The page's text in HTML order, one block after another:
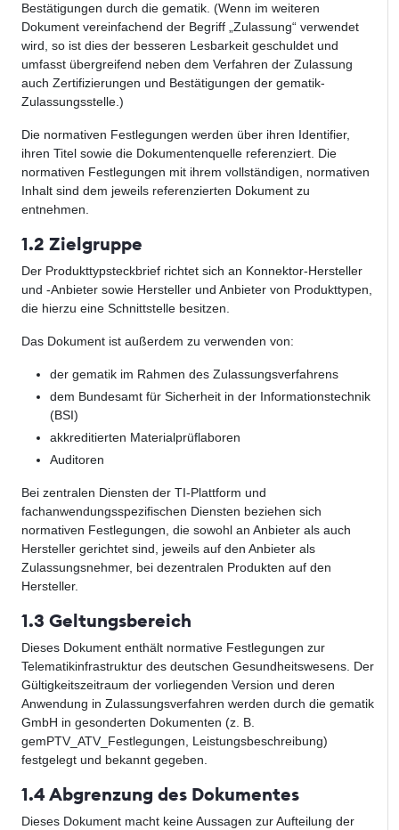
Bestätigungen durch die gematik. (Wenn im weiteren
Dokument vereinfachend der Begriff „Zulassung“ verwendet
wird, so ist dies der besseren Lesbarkeit geschuldet und
umfasst übergreifend neben dem Verfahren der Zulassung
auch Zertifizierungen und Bestätigungen der gematik-
Zulassungsstelle.)
Die normativen Festlegungen werden über ihren Identifier,
ihren Titel sowie die Dokumentenquelle referenziert. Die
normativen Festlegungen mit ihrem vollständigen, normativen
Inhalt sind dem jeweils referenzierten Dokument zu
entnehmen.
1.2 Zielgruppe
Der Produkttypsteckbrief richtet sich an Konnektor-Hersteller
und -Anbieter sowie Hersteller und Anbieter von Produkttypen,
die hierzu eine Schnittstelle besitzen.
Das Dokument ist außerdem zu verwenden von:
der gematik im Rahmen des Zulassungsverfahrens
dem Bundesamt für Sicherheit in der Informationstechnik
(BSI)
akkreditierten Materialprüflaboren
Auditoren
Bei zentralen Diensten der TI-Plattform und
fachanwendungsspezifischen Diensten beziehen sich
normativen Festlegungen, die sowohl an Anbieter als auch
Hersteller gerichtet sind, jeweils auf den Anbieter als
Zulassungsnehmer, bei dezentralen Produkten auf den
Hersteller.
1.3 Geltungsbereich
Dieses Dokument enthält normative Festlegungen zur
Telematikinfrastruktur des deutschen Gesundheitswesens. Der
Gültigkeitszeitraum der vorliegenden Version und deren
Anwendung in Zulassungsverfahren werden durch die gematik
GmbH in gesonderten Dokumenten (z. B.
gemPTV_ATV_Festlegungen, Leistungsbeschreibung)
festgelegt und bekannt gegeben.
1.4 Abgrenzung des Dokumentes
Dieses Dokument macht keine Aussagen zur Aufteilung der